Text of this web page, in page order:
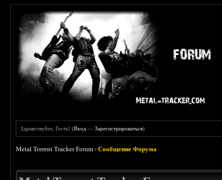
Здравствуйте, Гость! (Вход —Зарегистрироваться)
Metal Torrent Tracker Forum ›Сообщение Форума